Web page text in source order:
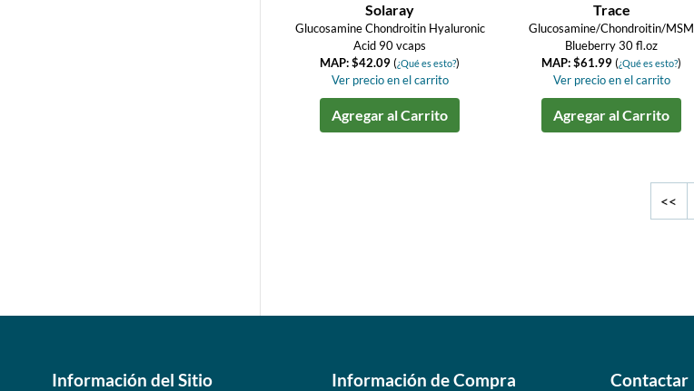
Solaray
Glucosamine Chondroitin Hyaluronic
Acid 90 vcaps
MAP: $42.09(¿Qué es esto?)
Ver precio en el carrito
Agregar al Carrito
Trace
Glucosamine/Chondroitin/MSM
Blueberry 30 fl.oz
MAP: $61.99(¿Qué es esto?)
Ver precio en el carrito
Agregar al Carrito
<<
Información del Sitio Información de Compra Contactar